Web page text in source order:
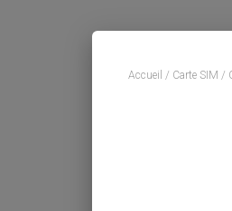
Accueil / Carte SIM /